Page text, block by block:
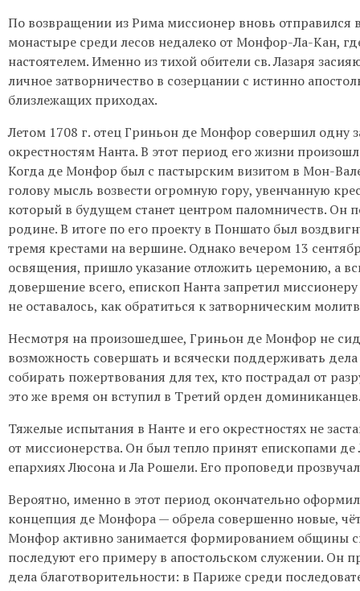
По возвращении из Рима миссионер вновь отправился
монастыре среди лесов недалеко от Монфор-Ла-Кан,
настоятелем. Именно из тихой обители св. Лазаря
личное затворничество в созерцании с истинно
близлежащих приходах.
Летом 1708 г. отец Гриньон де Монфор совершил одну
окрестностям Нанта. В этот период его жизни
Когда де Монфор был с пастырским визитом в Мон-
голову мысль возвести огромную гору, увенчанную
который в будущем станет центром паломничеств. Он
родине. В итоге по его проекту в Поншато был
тремя крестами на вершине. Однако вечером 13
освящения, пришло указание отложить церемонию, а
довершение всего, епископ Нанта запретил
не оставалось, как обратиться к затворническим
Несмотря на произошедшее, Гриньон де Монфор не
возможность совершать и всячески поддерживать
собирать пожертвования для тех, кто пострадал от
это же время он вступил в Третий орден
Тяжелые испытания в Нанте и его окрестностях не
от миссионерства. Он был тепло принят епископами
епархиях Люсона и Ла Рошели. Его проповеди
Вероятно, именно в этот период окончательно
концепция де Монфора — обрела совершенно новые,
Монфор активно занимается формированием общины
последуют его примеру в апостольском служении. Он
дела благотворительности: в Париже среди